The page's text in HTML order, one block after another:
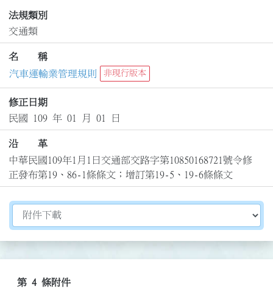
法規類別
交通類
名 稱
汽車運輸業管理規則
非現行版本
修正日期
民國 109 年 01 月 01 日
沿 革
中華民國109年1月1日交通部交路字第10850168721號令修
正發布第19、86-1條條文；增訂第19-5、19-6條條文
切換選擇法規資訊內容
第 4 條附件